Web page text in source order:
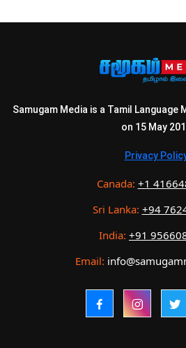
Samugam Media is a Tamil Language
on 15 May
Privacy
Canada: +1
Sri Lanka: +94
India: +91
Email: